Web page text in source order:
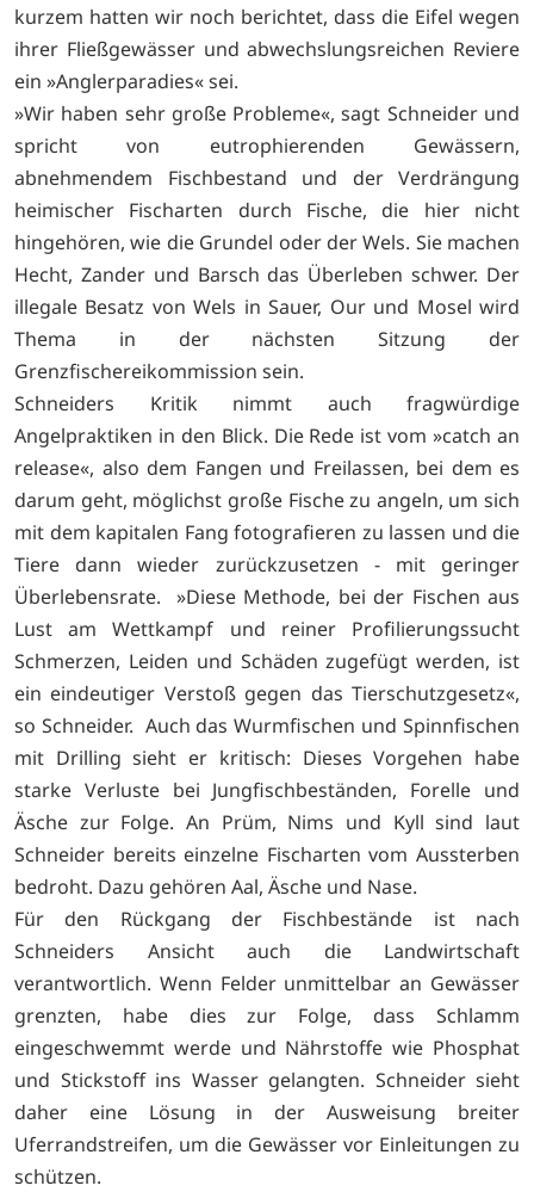
kurzem hatten wir noch berichtet, dass die Eifel wegen
ihrer Fließgewässer und abwechslungsreichen Reviere
ein »Anglerparadies« sei.
»Wir haben sehr große Probleme«, sagt Schneider und
spricht von eutrophierenden Gewässern,
abnehmendem Fischbestand und der Verdrängung
heimischer Fischarten durch Fische, die hier nicht
hingehören, wie die Grundel oder der Wels. Sie machen
Hecht, Zander und Barsch das Überleben schwer. Der
illegale Besatz von Wels in Sauer, Our und Mosel wird
Thema in der nächsten Sitzung der
Grenzfischereikommission sein.
Schneiders Kritik nimmt auch fragwürdige
Angelpraktiken in den Blick. Die Rede ist vom »catch an
release«, also dem Fangen und Freilassen, bei dem es
darum geht, möglichst große Fische zu angeln, um sich
mit dem kapitalen Fang fotografieren zu lassen und die
Tiere dann wieder zurückzusetzen - mit geringer
Überlebensrate. »Diese Methode, bei der Fischen aus
Lust am Wettkampf und reiner Profilierungssucht
Schmerzen, Leiden und Schäden zugefügt werden, ist
ein eindeutiger Verstoß gegen das Tierschutzgesetz«,
so Schneider. Auch das Wurmfischen und Spinnfischen
mit Drilling sieht er kritisch: Dieses Vorgehen habe
starke Verluste bei Jungfischbeständen, Forelle und
Äsche zur Folge. An Prüm, Nims und Kyll sind laut
Schneider bereits einzelne Fischarten vom Aussterben
bedroht. Dazu gehören Aal, Äsche und Nase.
Für den Rückgang der Fischbestände ist nach
Schneiders Ansicht auch die Landwirtschaft
verantwortlich. Wenn Felder unmittelbar an Gewässer
grenzten, habe dies zur Folge, dass Schlamm
eingeschwemmt werde und Nährstoffe wie Phosphat
und Stickstoff ins Wasser gelangten. Schneider sieht
daher eine Lösung in der Ausweisung breiter
Uferrandstreifen, um die Gewässer vor Einleitungen zu
schützen.